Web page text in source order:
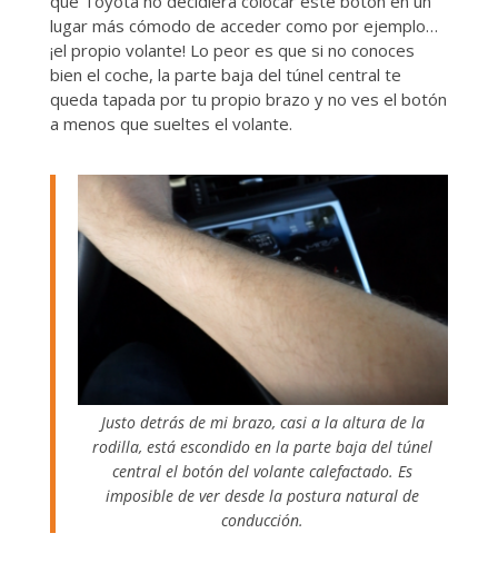
lugar más cómodo de acceder como por ejemplo…
¡el propio volante! Lo peor es que si no conoces
bien el coche, la parte baja del túnel central te
queda tapada por tu propio brazo y no ves el botón
a menos que sueltes el volante.
Justo detrás de mi brazo, casi a la altura de la
rodilla, está escondido en la parte baja del túnel
central el botón del volante calefactado. Es
imposible de ver desde la postura natural de
conducción.